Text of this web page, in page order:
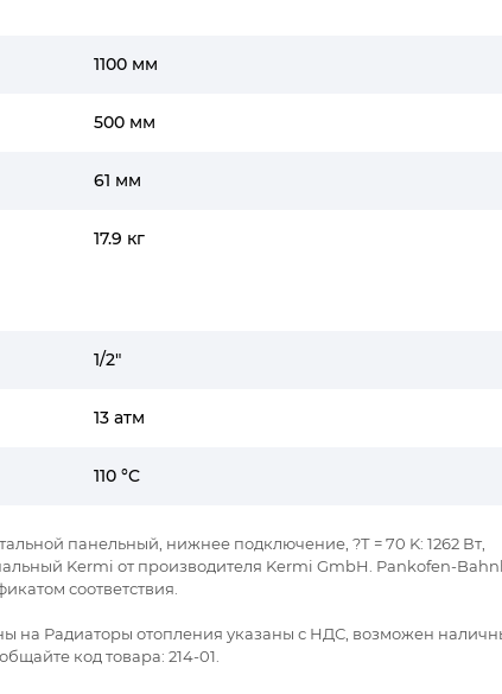
1100 мм
500 мм
61 мм
17.9 кг
1/2"
13 атм
110 °C
панельный, нижнее подключение, ?Т = 70 K: 1262 Вт,
Kermi от производителя Kermi GmbH. Pankofen-
соответствия.
на Радиаторы отопления указаны с НДС, возможен
код товара: 214-01.